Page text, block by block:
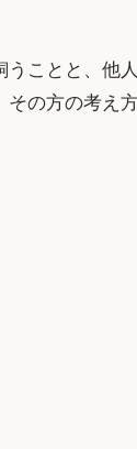
ことと、他
の方の考え